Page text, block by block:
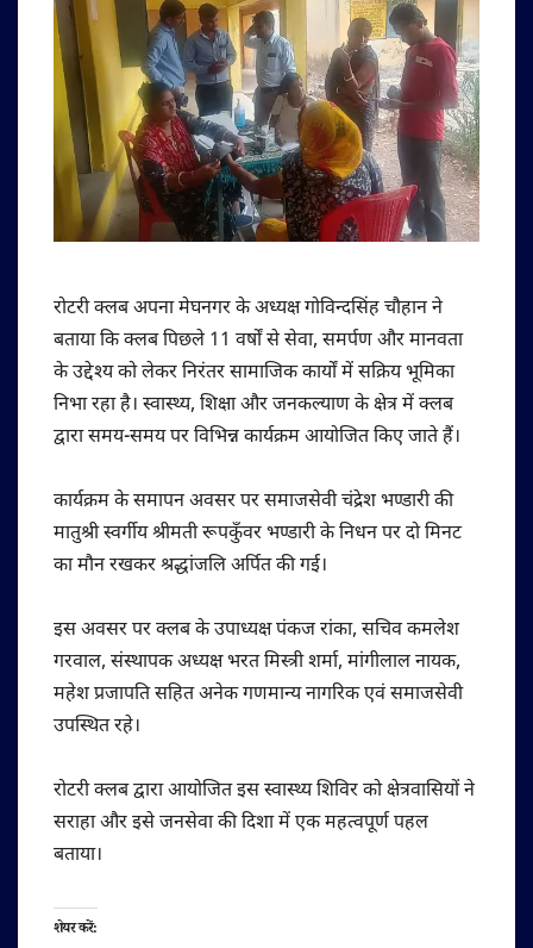
रोटरी क्लब अपना मेघनगर के अध्यक्ष गोविन्दसिंह चौहान ने
बताया कि क्लब पिछले 11 वर्षों से सेवा, समर्पण और मानवता
के उद्देश्य को लेकर निरंतर सामाजिक कार्यों में सक्रिय भूमिका
निभा रहा है। स्वास्थ्य, शिक्षा और जनकल्याण के क्षेत्र में क्लब
द्वारा समय-समय पर विभिन्न कार्यक्रम आयोजित किए जाते हैं।
कार्यक्रम के समापन अवसर पर समाजसेवी चंद्रेश भण्डारी की
मातुश्री स्वर्गीय श्रीमती रूपकुँवर भण्डारी के निधन पर दो मिनट
का मौन रखकर श्रद्धांजलि अर्पित की गई।
इस अवसर पर क्लब के उपाध्यक्ष पंकज रांका, सचिव कमलेश
गरवाल, संस्थापक अध्यक्ष भरत मिस्त्री शर्मा, मांगीलाल नायक,
महेश प्रजापति सहित अनेक गणमान्य नागरिक एवं समाजसेवी
उपस्थित रहे।
रोटरी क्लब द्वारा आयोजित इस स्वास्थ्य शिविर को क्षेत्रवासियों ने
सराहा और इसे जनसेवा की दिशा में एक महत्वपूर्ण पहल
बताया।
शेयर करें: